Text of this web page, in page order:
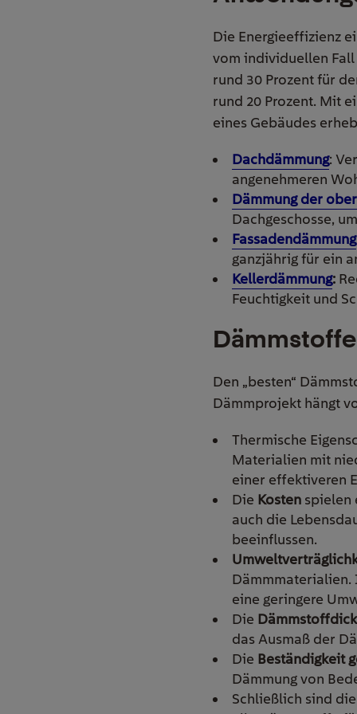
Die Energieeffizienz
vom individuellen Fall
rund 30 Prozent für
rund 20 Prozent. Mit
eines Gebäudes
Dachdämmung:
angenehmeren
Dämmung der
Dachgeschosse,
Fassadendämmung
ganzjährig für ein
Kellerdämmung:
Feuchtigkeit und
Den „besten“
Dämmprojekt hängt
Thermische
Materialien mit
einer effektiveren
Die Kosten spielen
auch die
beeinflussen.
Dämmmaterialien.
eine geringere
Die
das Ausmaß der
Die Beständigkeit
Dämmung von
Schließlich sind die